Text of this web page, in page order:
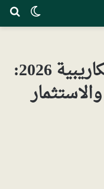
أفضل جوازات السفر الكاريبية 2026: